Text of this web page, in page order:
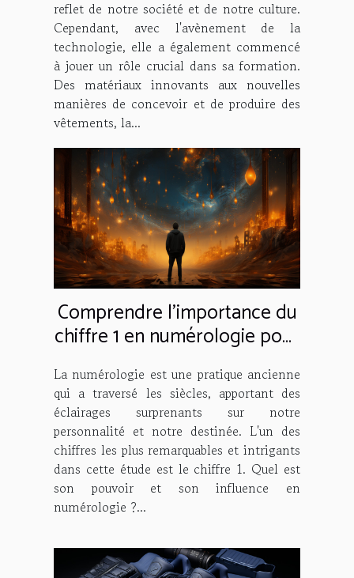
reflet de notre société et de notre culture.
Cependant, avec l'avènement de la
technologie, elle a également commencé
à jouer un rôle crucial dans sa formation.
Des matériaux innovants aux nouvelles
manières de concevoir et de produire des
vêtements, la...
Comprendre l'importance du
chiffre 1 en numérologie pour
le développement personnel
La numérologie est une pratique ancienne
qui a traversé les siècles, apportant des
éclairages surprenants sur notre
personnalité et notre destinée. L'un des
chiffres les plus remarquables et intrigants
dans cette étude est le chiffre 1. Quel est
son pouvoir et son influence en
numérologie ?...